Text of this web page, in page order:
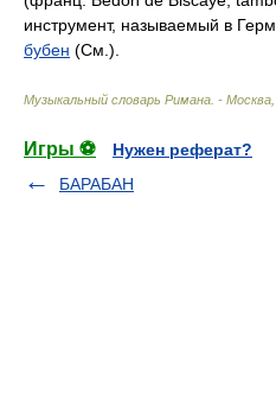
инструмент, называемый в
бубен (См.).
Музыкальный словарь Римана. -
Игры ⚽
Нужен реферат?
БАРАБАН